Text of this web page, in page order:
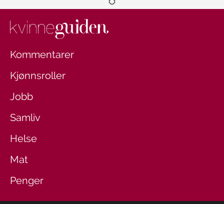
Kommentarer
Kjønnsroller
Jobb
Samliv
Helse
Mat
Penger